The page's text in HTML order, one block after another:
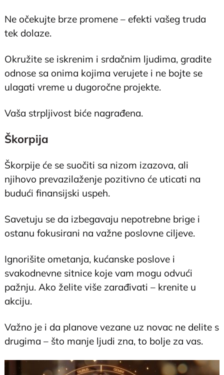
Ne očekujte brze promene – efekti vašeg truda
tek dolaze.
Okružite se iskrenim i srdačnim ljudima, gradite
odnose sa onima kojima verujete i ne bojte se
ulagati vreme u dugoročne projekte.
Vaša strpljivost biće nagrađena.
Škorpija
Škorpije će se suočiti sa nizom izazova, ali
njihovo prevazilaženje pozitivno će uticati na
budući finansijski uspeh.
Savetuju se da izbegavaju nepotrebne brige i
ostanu fokusirani na važne poslovne ciljeve.
Ignorišite ometanja, kućanske poslove i
svakodnevne sitnice koje vam mogu odvući
pažnju. Ako želite više zarađivati – krenite u
akciju.
Važno je i da planove vezane uz novac ne delite s
drugima – što manje ljudi zna, to bolje za vas.